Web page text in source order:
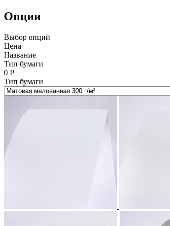
Опции
Выбор опций
Цена
Название
Тип бумаги
0 Р
Тип бумаги